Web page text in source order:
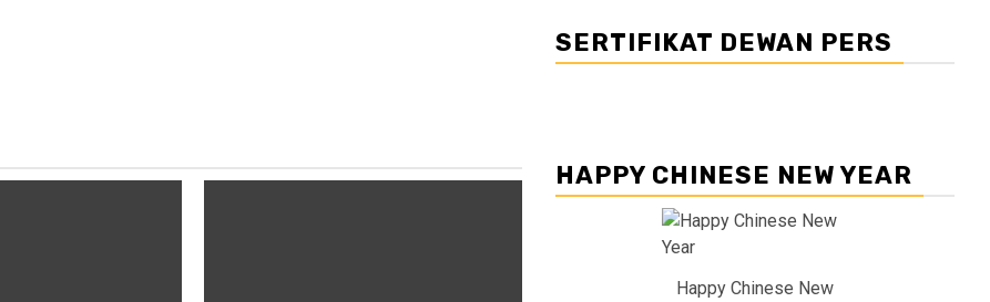
SERTIFIKAT DEWAN PERS
HAPPY CHINESE NEW YEAR
Happy Chinese New